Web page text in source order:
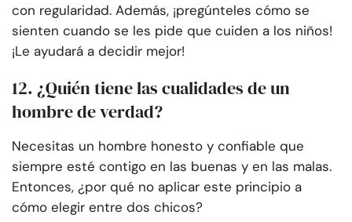
con regularidad. Además, ¡pregúnteles cómo se
sienten cuando se les pide que cuiden a los niños!
¡Le ayudará a decidir mejor!
12. ¿Quién tiene las cualidades de un
hombre de verdad?
Necesitas un hombre honesto y confiable que
siempre esté contigo en las buenas y en las malas.
Entonces, ¿por qué no aplicar este principio a
cómo elegir entre dos chicos?